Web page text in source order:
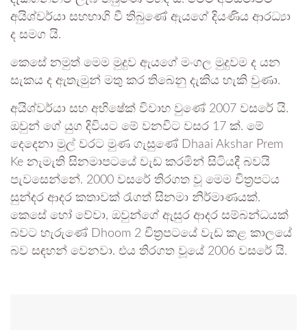
අයිශ්වර්යා සහභාගි වී තිබුණේ ඇයගේ දියණිය ආරධ්‍යා
ද සමග යි.
කෙසේ නමුත් මෙම මුදුව ඇයගේ මංගල මුදුවම ද යන
සැකය ද ඇතැමුන් මතු කර තිබෙනු දැකිය හැකි වුණා.
අයිශ්වර්යා සහ අභිෂේක් විවාහ වුණේ 2007 වසරේ යි.
ඔවුන් ගේ යුග දිවියට මේ වනවිට වසර 17 ක්. මේ
දෙදෙනා මුල් වරට මුණ ගැසුණේ Dhaai Akshar Prem
Ke නැමැති සිනමාපටයේ වැඩ කරමින් සිටියදී බවයි
පැවසෙන්නේ. 2000 වසරේ තිරගත වූ මෙම චිත්‍රපටය
සුන්දර ආදර කතාවක් රැගත් සිනමා නිර්මාණයක්.
කෙසේ හෝ වේවා, ඔවුන්ගේ ඇසුර ආදර සම්බන්ධයක්
බවට හැරුණේ Dhoom 2 චිත්‍රපටයේ වැඩ කළ කාලයේ
බව සඳහන් වෙනවා. එය තිරගත වූයේ 2006 වසරේ යි.